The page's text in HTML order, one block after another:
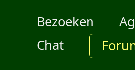
Bezoeken
Chat